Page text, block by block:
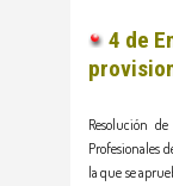
4 de
Resolución
Profesionales
la que se